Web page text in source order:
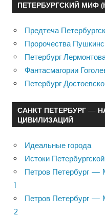
ПЕТЕРБУРГСКИЙ МИФ
Предтеча
Пророчества
Петербург
Фантасмагории
Петербург
САНКТ ПЕТЕРБУРГ —
ЦИВИЛИЗАЦИЙ
Идеальные города
Истоки
Петров Петербург —
1
Петров Петербург —
2